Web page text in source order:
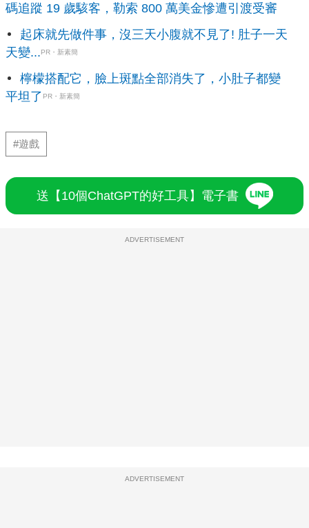
碼追蹤 19 歲駭客，勒索 800 萬美金慘遭引渡受審
起床就先做件事，沒三天小腹就不見了! 肚子一天
天變...PR・新素簡
檸檬搭配它，臉上斑點全部消失了，小肚子都變
平坦了 PR・新素簡
#遊戲
送【10個ChatGPT的好工具】電子書
ADVERTISEMENT
ADVERTISEMENT